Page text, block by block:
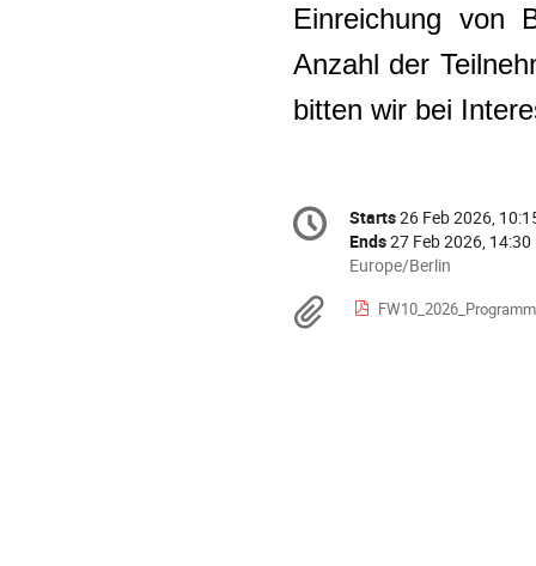
Einreichung von
Anzahl der
bitten wir bei
Conference
information
Date/Time
Starts26 Feb 2026,
Ends27 Feb 2026, 14:30
All
are
Europe/Berlin
Materials